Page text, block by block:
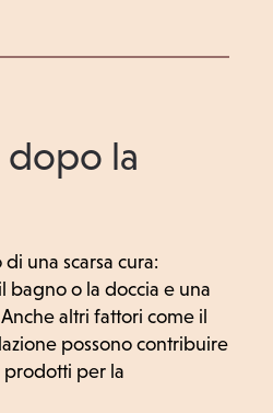
dopo la
una scarsa cura:
bagno o la doccia e una
altri fattori come il
possono contribuire
prodotti per la